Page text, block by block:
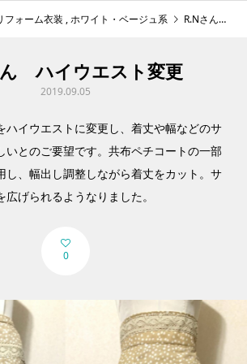
フォーム衣装 ,ホワイト・ベージュ系 R.Nさん ハイウエスト変更
ハイウエスト変更
2019.09.05
ハイウエストに変更し、着丈や幅などのサ
いとのご要望です。共布ペチコートの一部
し、幅出し調整しながら着丈をカット。サ
げられるようなりました。
0